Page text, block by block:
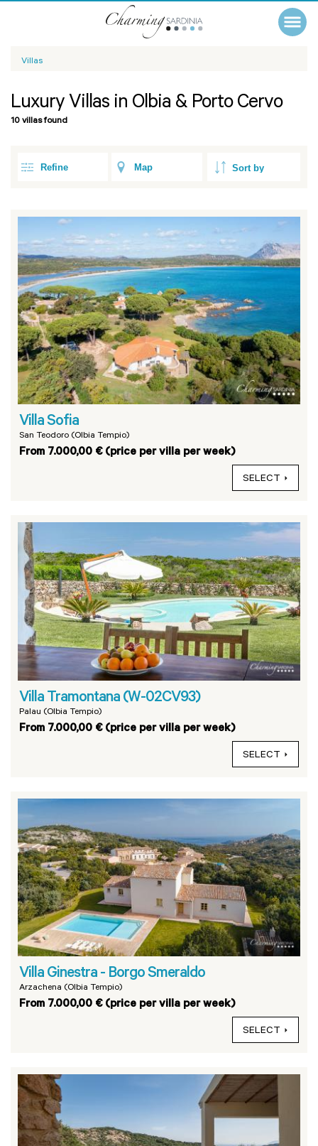
Villas
Luxury Villas in Olbia & Porto Cervo
10 villas found
Refine Map
Villa Sofia
San Teodoro (Olbia Tempio)
From 7.000,00 € (price per villa per week)
SELECT
Villa Tramontana (W-02CV93)
Palau (Olbia Tempio)
From 7.000,00 € (price per villa per week)
SELECT
Villa Ginestra - Borgo Smeraldo
Arzachena (Olbia Tempio)
From 7.000,00 € (price per villa per week)
SELECT